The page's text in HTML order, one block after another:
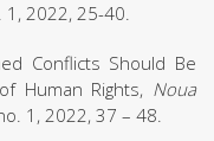
1, 2022, 25-40.
Conflicts Should Be
Human Rights, Noua
1, 2022, 37 – 48.